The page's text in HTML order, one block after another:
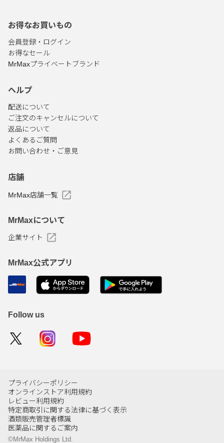
お得なお買いもの
会員登録・ログイン
お得なセール
MrMaxプライベートブランド
ヘルプ
配送について
ご注文のキャンセルについて
返品について
よくあるご質問
お問い合わせ・ご意見
店舗
MrMax店舗一覧
MrMaxについて
企業サイト
MrMax公式アプリ
Follow us
プライバシーポリシー
オンラインストア利用規約
レビュー利用規約
特定商取引に関する法律に基づく表示
酒類販売管理者標識
医薬品に関するご案内
©MrMax Holdings Ltd.